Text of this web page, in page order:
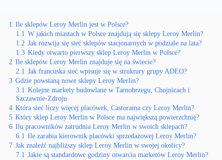
1 Ile sklepów Leroy Merlin jest w Polsce?
1.1 W jakich miastach w Polsce znajdują się sklepy Leroy Merlin?
1.2 Jak rozwija się sieć sklepów stacjonarnych w podziale na lata?
1.3 Kiedy otwarto pierwszy sklep Leroy Merlin w Polsce?
2 Ile sklepów Leroy Merlin znajduje się na świecie?
2.1 Jak francuska sieć wpisuje się w struktury grupy ADEO?
3 Gdzie powstaną nowe sklepy Leroy Merlin?
3.1 Kolejne markety budowlane w Tarnobrzegu, Chojnicach i
Szczawnie-Zdroju
4 Która sieć liczy więcej placówek, Castorama czy Leroy Merlin?
5 Który sklep Leroy Merlin w Polsce ma największą powierzchnię?
6 Ilu pracowników zatrudnia Leroy Merlin w swoich sklepach?
6.1 Ile zarabia kierownik placówki sprzedażowej Leroy Merlin?
7 Jak znaleźć najbliższy sklep Leroy Merlin w swojej okolicy?
7.1 Jakie są standardowe godziny otwarcia marketów Leroy Merlin?